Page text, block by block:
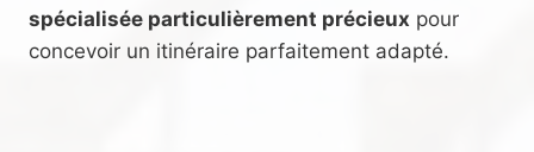
spécialisée particulièrement précieux pour
concevoir un itinéraire parfaitement adapté.